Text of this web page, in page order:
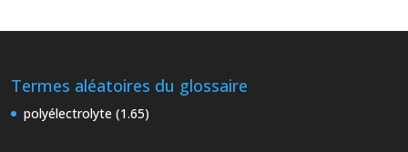
Termes aléatoires du glossaire
polyélectrolyte (1.65)